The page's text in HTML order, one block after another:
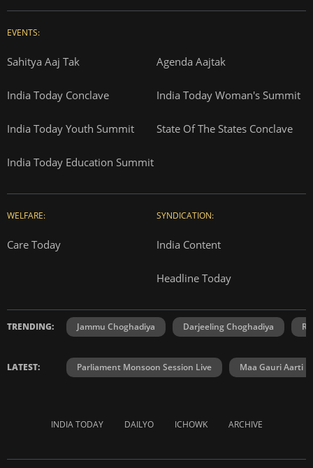
EVENTS:
Sahitya Aaj Tak Agenda Aajtak
India Today Conclave India Today Woman's Summit
India Today Youth Summit State Of The States Conclave
India Today Education Summit
WELFARE:
Care Today
SYNDICATION:
India Content
Headline Today
TRENDING: Jammu Choghadiya Darjeeling Choghadiya
LATEST: Parliament Monsoon Session Live Maa Gauri Aarti
INDIA TODAY DAILYO ICHOWK ARCHIVE